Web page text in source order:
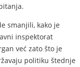
smanjili, kako je
inspektorat
već zato što je
politiku štednje